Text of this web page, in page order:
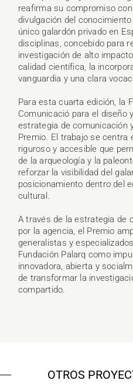
reafirma su compromiso
divulgación del
único galardón privado en
disciplinas, concebido para
investigación de alto
calidad científica, la
vanguardia y una clara
Para esta cuarta edición, la
Comunicació para el diseño
estrategia de comunicación
Premio. El trabajo se centra
riguroso y accesible que
de la arqueología y la
reforzar la visibilidad del
posicionamiento dentro del
cultural.
A través de la estrategia de
por la agencia, el Premio
generalistas y
Fundación Palarq como
innovadora, abierta y
de transformar la
compartido.
OTROS